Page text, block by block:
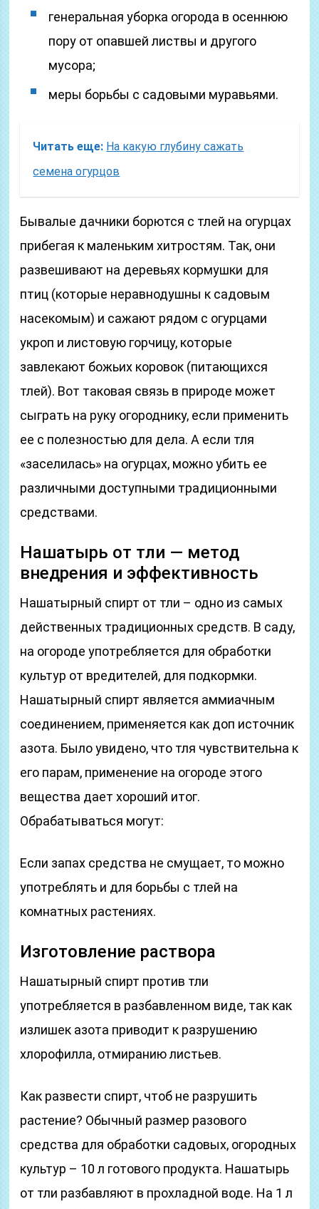
генеральная уборка огорода в осеннюю
пору от опавшей листвы и другого
мусора;
меры борьбы с садовыми муравьями.
Читать еще: На какую глубину сажать
семена огурцов
Бывалые дачники борются с тлей на огурцах
прибегая к маленьким хитростям. Так, они
развешивают на деревьях кормушки для
птиц (которые неравнодушны к садовым
насекомым) и сажают рядом с огурцами
укроп и листовую горчицу, которые
завлекают божьих коровок (питающихся
тлей). Вот таковая связь в природе может
сыграть на руку огороднику, если применить
ее с полезностью для дела. А если тля
«заселилась» на огурцах, можно убить ее
различными доступными традиционными
средствами.
Нашатырь от тли — метод
внедрения и эффективность
Нашатырный спирт от тли – одно из самых
действенных традиционных средств. В саду,
на огороде употребляется для обработки
культур от вредителей, для подкормки.
Нашатырный спирт является аммиачным
соединением, применяется как доп источник
азота. Было увидено, что тля чувствительна к
его парам, применение на огороде этого
вещества дает хороший итог.
Обрабатываться могут:
Если запах средства не смущает, то можно
употреблять и для борьбы с тлей на
комнатных растениях.
Изготовление раствора
Нашатырный спирт против тли
употребляется в разбавленном виде, так как
излишек азота приводит к разрушению
хлорофилла, отмиранию листьев.
Как развести спирт, чтоб не разрушить
растение? Обычный размер разового
средства для обработки садовых, огородных
культур – 10 л готового продукта. Нашатырь
от тли разбавляют в прохладной воде. На 1 л